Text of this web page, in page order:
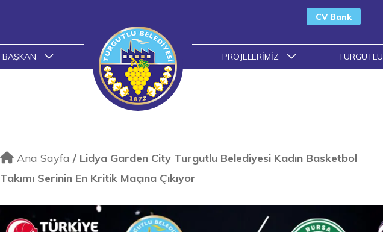
BAŞKAN PROJELERIMIZ TURGUTLU
CV Bank
Ana Sayfa / Lidya Garden City Turgutlu Belediyesi Kadın Basketbol
Takımı Serinin En Kritik Maçına Çıkıyor